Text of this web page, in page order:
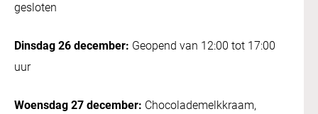
gesloten
Dinsdag 26 december: Geopend van 12:00 tot 17:00
uur
Woensdag 27 december: Chocolademelkkraam,